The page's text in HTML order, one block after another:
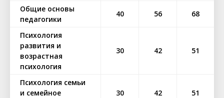
Общие основы
педагогики
40 56 68
Психология
развития и
возрастная
психология
30 42 51
Психология семьи
и семейное
30 42 51